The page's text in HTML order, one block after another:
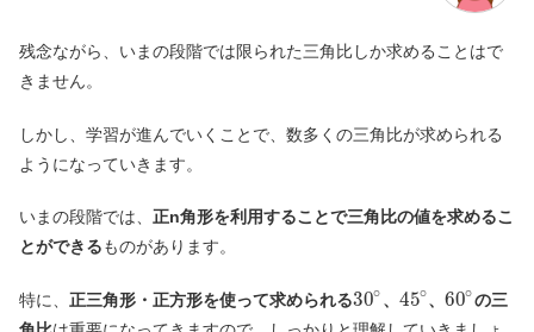
残念ながら、いまの段階では限られた三角比しか求めることはで
きません。
しかし、学習が進んでいくことで、数多くの三角比が求められる
ようになっていきます。
いまの段階では、 正n角形を利用することで三角比の値を求めるこ
とができるものがあります。
特に、 正三角形・正方形を使って求められる30∘ 、 45∘、60∘の三